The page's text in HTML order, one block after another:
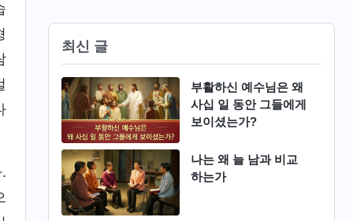
최신 글
부활하신 예수님은 왜
사십 일 동안 그들에게
보이셨는가?
나는 왜 늘 남과 비교
하는가